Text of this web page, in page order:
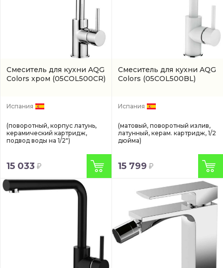
Смеситель для кухни AQG
Colors хром (05COL500CR)
Испания
(поворотный, корпус латунь,
керамический картридж,
подвод воды на 1/2")
15 033
Смеситель для кухни AQG
Colors (05COL500BL)
Испания
(матовый, поворотный излив,
латунный, керам. картридж, 1/2
дюйма)
15 799